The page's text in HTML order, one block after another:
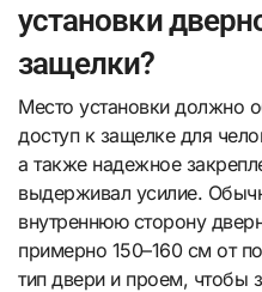
установки
защелки?
Место установки должно
доступ к защелке для
а также надежное
выдерживал усилие.
внутреннюю сторону
примерно 150–160 см от
тип двери и проем, чтобы